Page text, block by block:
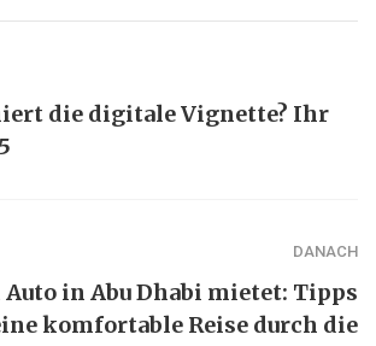
die digitale Vignette? Ihr
DANACH
in Abu Dhabi mietet: Tipps
komfortable Reise durch die